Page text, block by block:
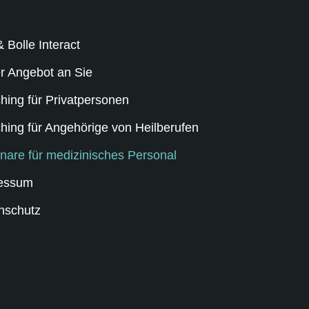
Bolle Interact
Angebot an Sie
für Privatpersonen
für Angehörige von Heilberufen
für medizinisches Personal